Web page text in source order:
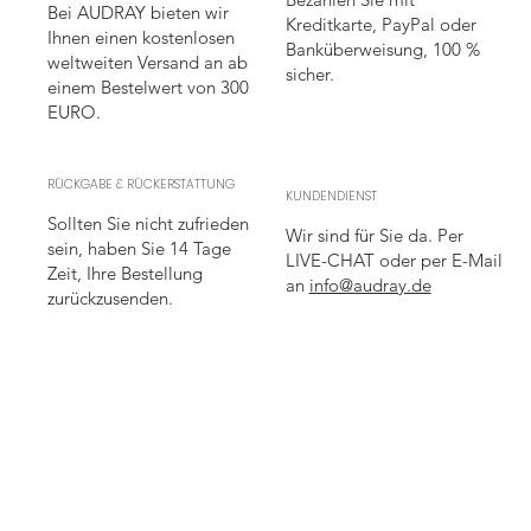
Bei AUDRAY bieten wir
Ihnen einen kostenlosen
weltweiten Versand an ab
einem Bestelwert von 300
EURO.
Kreditkarte, PayPal oder
Banküberweisung, 100 %
sicher.
Sollten Sie nicht zufrieden
sein, haben Sie 14 Tage
Zeit, Ihre Bestellung
zurückzusenden.
RÜCKGABE & RÜCKERSTATTUNG
Wir sind für Sie da. Per
LIVE-CHAT oder per E-Mail
an info@audray.de
KUNDENDIENST